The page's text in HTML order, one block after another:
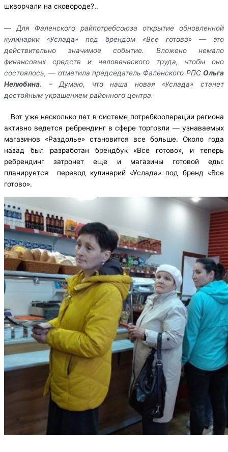
шкворчали на сковороде?..
— Для Фаленского райпотребсоюза открытие обновленной
кулинарии «Услада» под брендом «Все готово» — это
действительно значимое событие. Вложено немало
финансовых средств и человеческого труда, чтобы оно
состоялось, — отметила председатель Фаленского РПС Ольга
Нелюбина. – Думаю, что наша новая «Услада» станет
достойным украшением районного центра.
Вот уже несколько лет в системе потребкооперации региона
активно ведется ребрендинг в сфере торговли — узнаваемых
магазинов «Раздолье» становится все больше. Около года
назад был разработан брендбук «Все готово», и теперь
ребрендинг затронет еще и магазины готовой еды:
планируется перевод кулинарий «Услада» под бренд «Все
готово».